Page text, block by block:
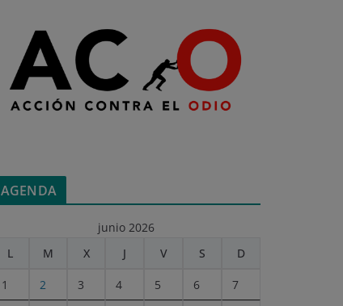
AGENDA
junio 2026
L
M X J V S D
1 2 3 4 5 6 7